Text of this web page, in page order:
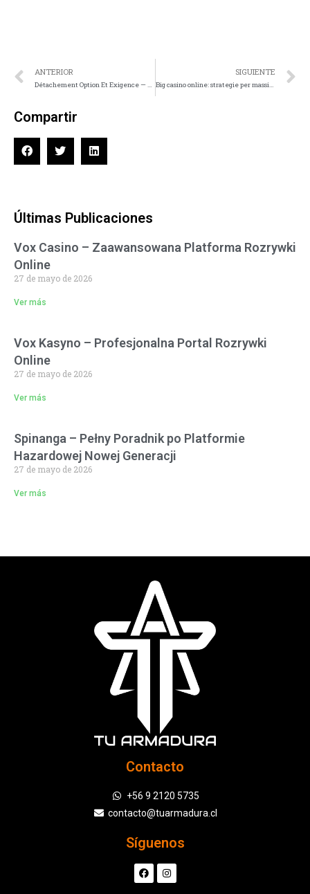
ANTERIOR
Détachement Option Et Exigence — Europe Commencez À Gagner
SIGUIENTE
Big casino online: strategie per massimizzare le vincite nei giochi di carte
Compartir
Últimas Publicaciones
Vox Casino – Zaawansowana Platforma Rozrywki
Online
27 de mayo de 2026
Ver más
Vox Kasyno – Profesjonalna Portal Rozrywki
Online
27 de mayo de 2026
Ver más
Spinanga – Pełny Poradnik po Platformie
Hazardowej Nowej Generacji
27 de mayo de 2026
Ver más
Contacto
+56 9 2120 5735
contacto@tuarmadura.cl
Síguenos